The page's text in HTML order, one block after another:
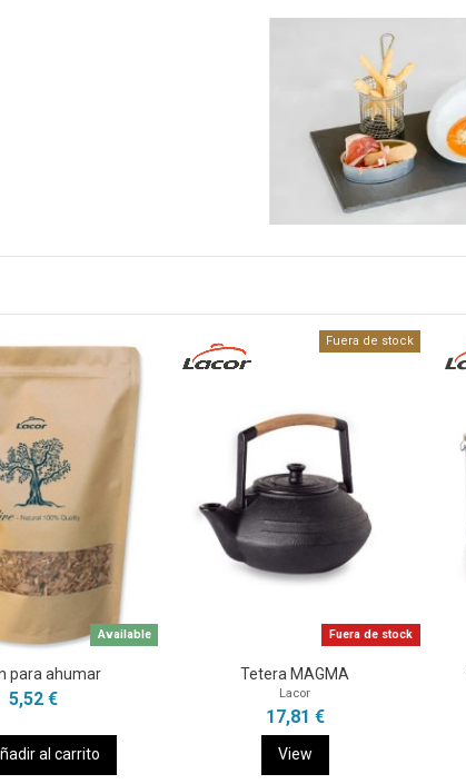
Available
para ahumar
5,52 €
al carrito
Fuera de stock
Fuera de stock
Tetera MAGMA
Lacor
17,81 €
View